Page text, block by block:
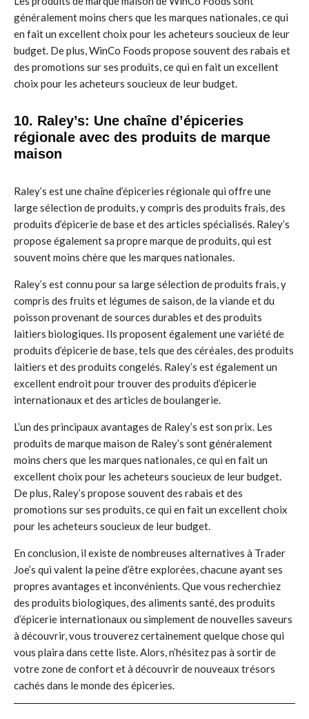
généralement moins chers que les marques nationales, ce qui
en fait un excellent choix pour les acheteurs soucieux de leur
budget. De plus, WinCo Foods propose souvent des rabais et
des promotions sur ses produits, ce qui en fait un excellent
choix pour les acheteurs soucieux de leur budget.
10. Raley’s: Une chaîne d’épiceries
régionale avec des produits de marque
maison
Raley’s est une chaîne d’épiceries régionale qui offre une
large sélection de produits, y compris des produits frais, des
produits d’épicerie de base et des articles spécialisés. Raley’s
propose également sa propre marque de produits, qui est
souvent moins chère que les marques nationales.
Raley’s est connu pour sa large sélection de produits frais, y
compris des fruits et légumes de saison, de la viande et du
poisson provenant de sources durables et des produits
laitiers biologiques. Ils proposent également une variété de
produits d’épicerie de base, tels que des céréales, des produits
laitiers et des produits congelés. Raley’s est également un
excellent endroit pour trouver des produits d’épicerie
internationaux et des articles de boulangerie.
L’un des principaux avantages de Raley’s est son prix. Les
produits de marque maison de Raley’s sont généralement
moins chers que les marques nationales, ce qui en fait un
excellent choix pour les acheteurs soucieux de leur budget.
De plus, Raley’s propose souvent des rabais et des
promotions sur ses produits, ce qui en fait un excellent choix
pour les acheteurs soucieux de leur budget.
En conclusion, il existe de nombreuses alternatives à Trader
Joe’s qui valent la peine d’être explorées, chacune ayant ses
propres avantages et inconvénients. Que vous recherchiez
des produits biologiques, des aliments santé, des produits
d’épicerie internationaux ou simplement de nouvelles saveurs
à découvrir, vous trouverez certainement quelque chose qui
vous plaira dans cette liste. Alors, n’hésitez pas à sortir de
votre zone de confort et à découvrir de nouveaux trésors
cachés dans le monde des épiceries.